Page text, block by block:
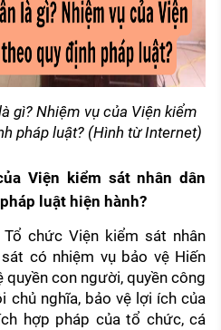
gì? Nhiệm vụ của Viện kiểm
pháp luật? (Hình từ Internet)
Viện kiểm sát nhân dân
luật hiện hành?
chức Viện kiểm sát nhân
có nhiệm vụ bảo vệ Hiến
quyền con người, quyền công
chủ nghĩa, bảo vệ lợi ích của
hợp pháp của tổ chức, cá